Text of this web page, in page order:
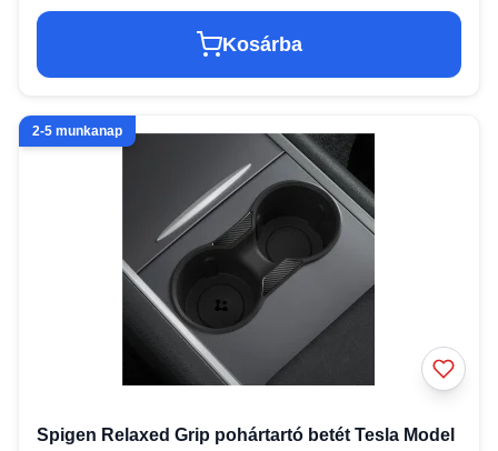
Kosárba
2-5 munkanap
Spigen Relaxed Grip pohártartó betét Tesla Model